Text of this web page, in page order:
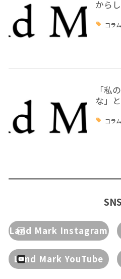
から
コラム
「私
な」
コラム
SNS
Land Mark Instagram
Land Mark YouTube